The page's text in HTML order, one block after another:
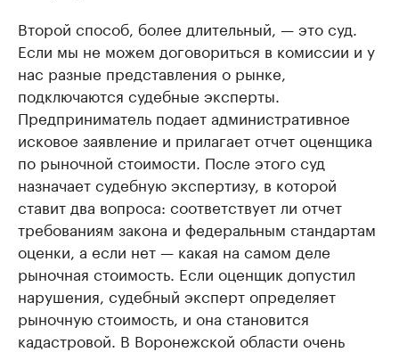
Второй способ, более длительный, — это суд.
Если мы не можем договориться в комиссии и у
нас разные представления о рынке,
подключаются судебные эксперты.
Предприниматель подает административное
исковое заявление и прилагает отчет оценщика
по рыночной стоимости. После этого суд
назначает судебную экспертизу, в которой
ставит два вопроса: соответствует ли отчет
требованиям закона и федеральным стандартам
оценки, а если нет — какая на самом деле
рыночная стоимость. Если оценщик допустил
нарушения, судебный эксперт определяет
рыночную стоимость, и она становится
кадастровой. В Воронежской области очень